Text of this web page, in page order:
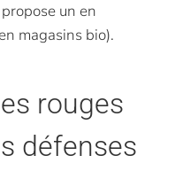
un en
magasins bio).
rouges
défenses